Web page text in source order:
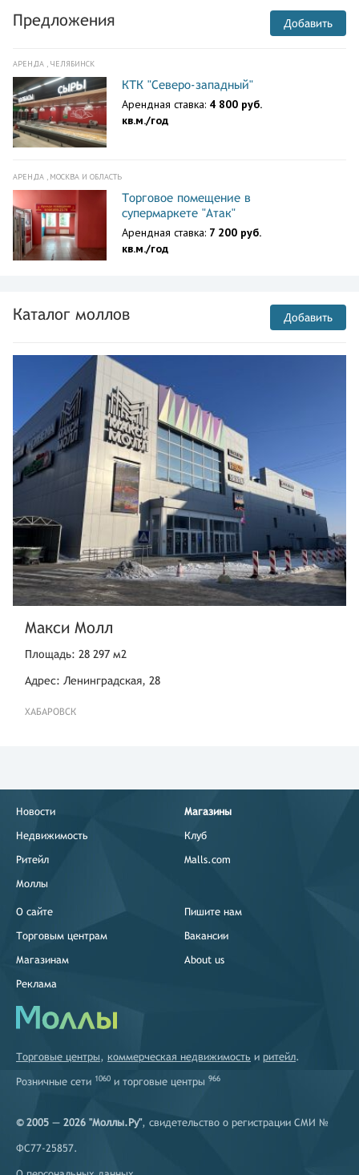
Предложения Добавить
АРЕНДА , ЧЕЛЯБИНСК
КТК "Северо-западный"
Арендная ставка: 4 800 руб.
кв.м./год
АРЕНДА , МОСКВА И ОБЛАСТЬ
Торговое помещение в
супермаркете "Атак"
Арендная ставка: 7 200 руб.
кв.м./год
Каталог моллов Добавить
Макси Молл
Площадь: 28 297 м2
Адрес: Ленинградская, 28
ХАБАРОВСК
Новости
Недвижимость
Ритейл
Моллы
Магазины
Клуб
Malls.com
О сайте
Торговым центрам
Магазинам
Реклама
Пишите нам
Вакансии
About us
Торговые центры, коммерческая недвижимость и ритейл.
Розничные сети 1060 и торговые центры 966
© 2005 — 2026 "Моллы.Ру", свидетельство о регистрации СМИ №
ФС77-25857.